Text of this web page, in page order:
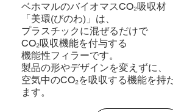
ベホマルのバイオマスCO₂吸収材
「美環(びのわ)」は、
プラスチックに混ぜるだけで
CO₂吸収機能を付与する
機能性フィラーです。
製品の形やデザインを変えずに、
空気中のCO₂を吸収する機能を持
ます。